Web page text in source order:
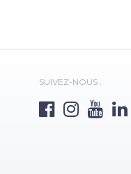
SUIVEZ-NOUS :